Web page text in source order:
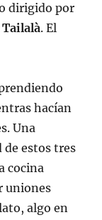
dirigido por
. El
hacían
Una
de estos tres
cocina
uniones
algo en